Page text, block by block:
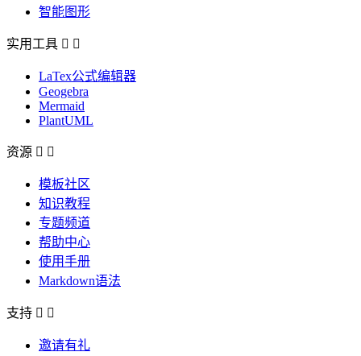
智能图形
实用工具  
LaTex公式编辑器
Geogebra
Mermaid
PlantUML
资源  
模板社区
知识教程
专题频道
帮助中心
使用手册
Markdown语法
支持  
邀请有礼